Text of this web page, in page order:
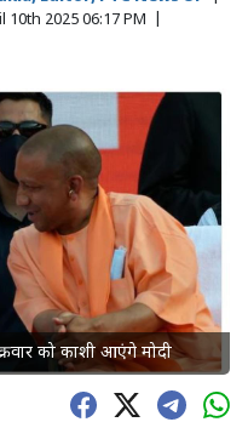
10th 2025 06:17 PM
को काशी आएंगे मोदी